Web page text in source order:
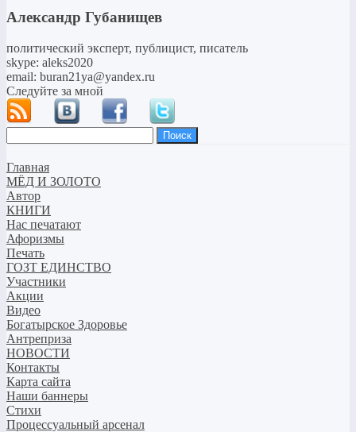
Александр Губанищев
политический эксперт, публицист, писатель
skype: aleks2020
email: buran21ya@yandex.ru
Следуйте за мной
Главная
МЁД И ЗОЛОТО
Автор
КНИГИ
Нас печатают
Афоризмы
Печать
ГОЗТ ЕДИНСТВО
Участники
Акции
Видео
Богатырское Здоровье
Антреприза
НОВОСТИ
Контакты
Карта сайта
Наши баннеры
Стихи
Процессуальный арсенал